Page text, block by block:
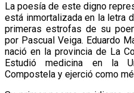
La poesía de este digno
está inmortalizada en la letra
primeras estrofas de su
por Pascual Veiga. Eduardo
nació en la provincia de La
Estudió medicina en la
Compostela y ejerció como